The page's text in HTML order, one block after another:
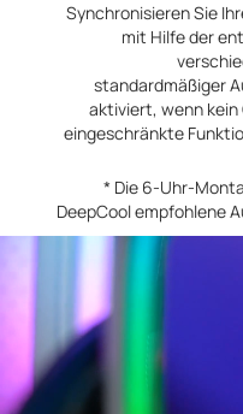
Synchronisieren Sie
mit Hilfe der
standardmäßiger
aktiviert, wenn
eingeschränkte
* Die 6-Uhr-
DeepCool empfohlene